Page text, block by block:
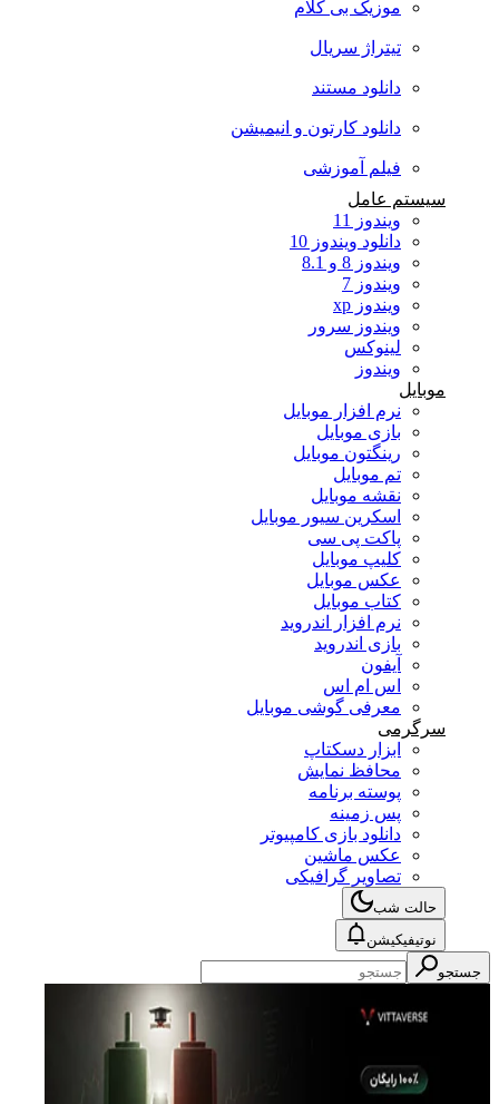
موزیک بی کلام
تیتراژ سریال
دانلود مستند
دانلود کارتون و انیمیشن
فیلم آموزشی
سیستم عامل
ویندوز 11
دانلود ویندوز 10
ویندوز 8 و 8.1
ویندوز 7
ویندوز xp
ویندوز سرور
لینوکس
ویندوز
موبایل
نرم افزار موبایل
بازی موبایل
رینگتون موبایل
تم موبایل
نقشه موبایل
اسکرین سیور موبایل
پاکت پی سی
کلیپ موبایل
عکس موبایل
کتاب موبایل
نرم افزار اندروید
بازی اندروید
آیفون
اس ام اس
معرفی گوشی موبایل
سرگرمی
ابزار دسکتاپ
محافظ نمایش
پوسته برنامه
پس زمینه
دانلود بازی کامپیوتر
عکس ماشین
تصاویر گرافیکی
حالت شب
نوتیفیکیشن
جستجو